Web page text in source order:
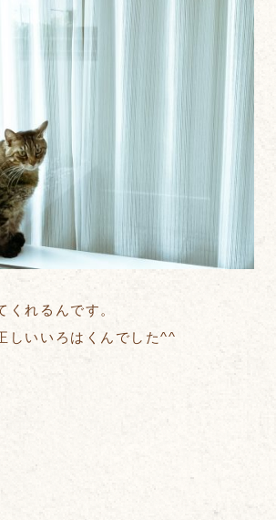
くれるんです。
しいいろはくんでした^^